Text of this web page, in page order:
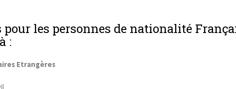
les personnes de nationalité
:
Etrangères